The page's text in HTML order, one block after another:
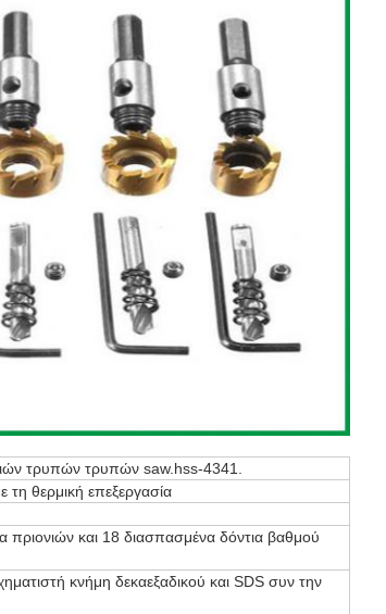
τρυπών τρυπών saw.hss-4341.
θερμική επεξεργασία
πριονιών και 18 διασπασμένα δόντια βαθμού
κνήμη δεκαεξαδικού και SDS συν την